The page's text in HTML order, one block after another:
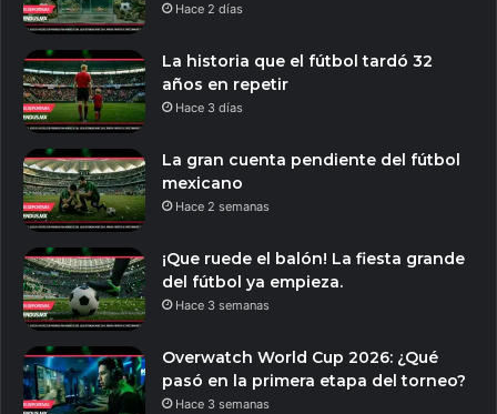
Hace 2 días
La historia que el fútbol tardó 32
años en repetir
Hace 3 días
La gran cuenta pendiente del fútbol
mexicano
Hace 2 semanas
¡Que ruede el balón! La fiesta grande
del fútbol ya empieza.
Hace 3 semanas
Overwatch World Cup 2026: ¿Qué
pasó en la primera etapa del torneo?
Hace 3 semanas